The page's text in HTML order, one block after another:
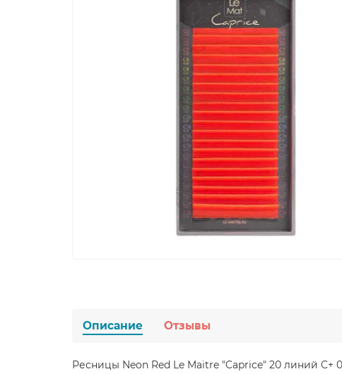
Описание Отзывы
Ресницы Neon Red Le Maitre "Caprice" 20 линий